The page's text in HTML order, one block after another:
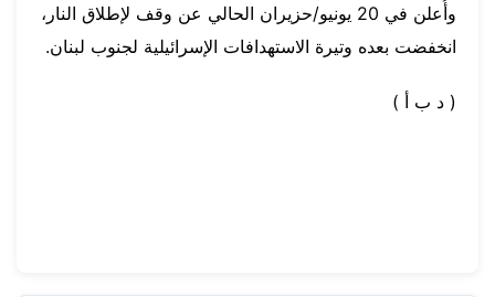
وأُعلن في 20 يونيو/حزيران الحالي عن وقف لإطلاق النار،
انخفضت بعده وتيرة الاستهدافات الإسرائيلية لجنوب لبنان.
( د ب أ )